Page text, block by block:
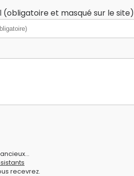
et masqué sur le site)
recevrez.